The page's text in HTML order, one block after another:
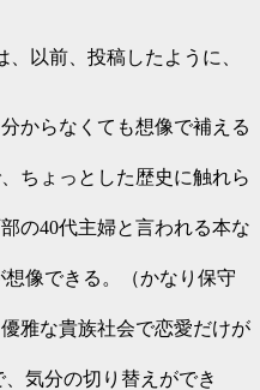
以前、投稿したように、
からなくても想像で補える
ちょっとした歴史に触れら
の40代主婦と言われる本な
像できる。（かなり保守
雅な貴族社会で恋愛だけが
気分の切り替えができ